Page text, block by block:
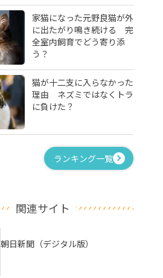
家猫になった元野良猫が外
に出たがり鳴き続ける 完
全室内飼育でどう寄り添
う？
猫が十二支に入らなかった
理由 ネズミではなくトラ
に負けた？
ランキング一覧
関連サイト
朝日新聞（デジタル版）